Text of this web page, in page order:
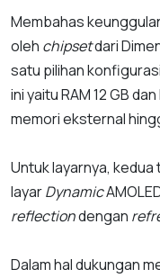
Membahas
oleh chipsetdari
satu pilihan
ini yaitu RAM 12 GB
memori eksternal
Untuk layarnya,
layarDynamic
reflectiondengan
Dalam hal dukungan